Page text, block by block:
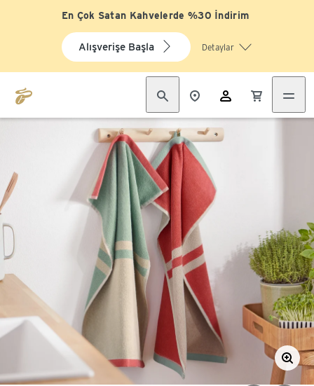
En Çok Satan Kahvelerde %30 İndirim
Alışverişe Başla Detaylar